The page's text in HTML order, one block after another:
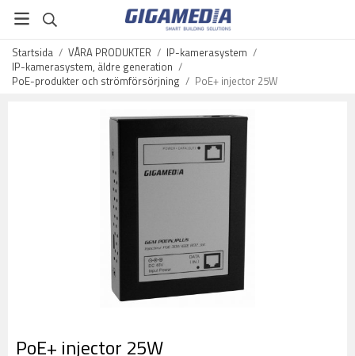
Startsida / VÅRA PRODUKTER / IP-kamerasystem /
IP-kamerasystem, äldre generation /
PoE-produkter och strömförsörjning / PoE+ injector 25W
PoE+ injector 25W